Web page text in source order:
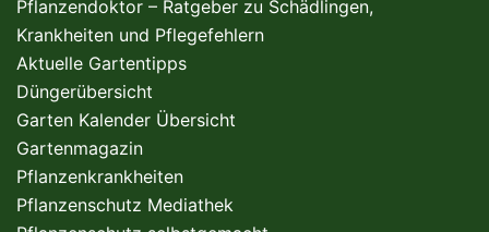
Pflanzendoktor – Ratgeber zu Schädlingen,
Krankheiten und Pflegefehlern
Aktuelle Gartentipps
Düngerübersicht
Garten Kalender Übersicht
Gartenmagazin
Pflanzenkrankheiten
Pflanzenschutz Mediathek